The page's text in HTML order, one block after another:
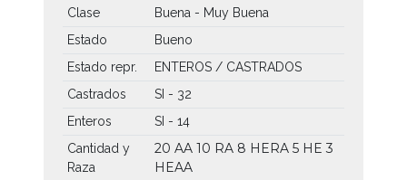
Clase
Buena - Muy Buena
Estado
Bueno
Estado repr.
ENTEROS / CASTRADOS
Castrados
SI - 32
Enteros
SI - 14
Cantidad y
Raza
20 AA 10 RA 8 HERA 5 HE 3
HEAA